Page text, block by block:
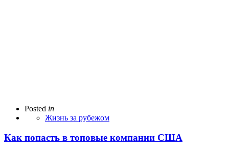
Posted in
Жизнь за рубежом
Как попасть в топовые компании США